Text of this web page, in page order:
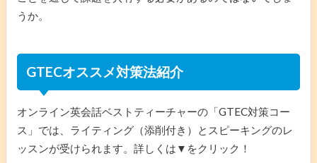
うか。
GTECオススメ対策法紹介
オンライン英会話ベストティーチャーの「GTEC対策コー
ス」では、ライティング（添削付き）とスピーキングのレ
ッスンが受けられます。詳しくは▼をクリック！